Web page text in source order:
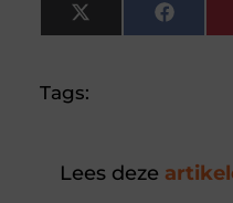
X
(Twitter)
Tags:
Lees deze